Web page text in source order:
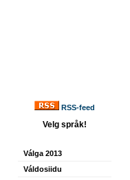
RSS-feed
Velg språk!
Válga 2013
Váldosiidu